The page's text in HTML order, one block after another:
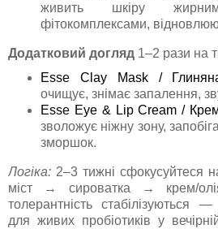
живить шкіру
фітокомплексами,
Додатковий догляд 1–2 рази на
Esse Clay Mask /
очищує, знімає запалення,
Esse Eye & Lip Cream /
зволожує ніжну зону,
зморшок.
Логіка: 2–3 тижні сфокусуйтеся
міст → сироватка → крем/
толерантність стабілізуються
для живих пробіотиків у